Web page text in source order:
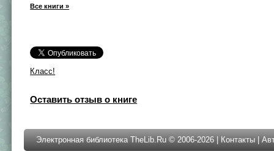
Все книги »
Класс!
Оставить отзыв о книге
Электронная библиотека TheLib.Ru © 2006-2026 | Контакты |